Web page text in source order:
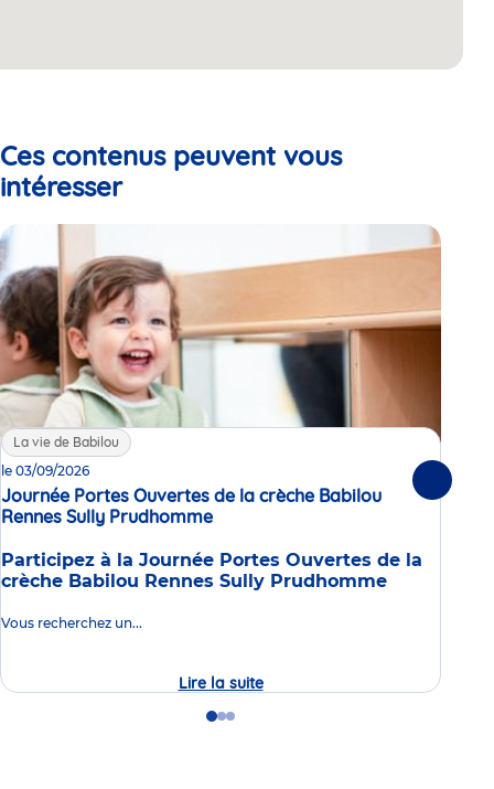
Ces contenus peuvent vous
intéresser
La vie de Babilou
le 03/09/2026
Journée Portes Ouvertes de la crèche Babilou
Rennes Sully Prudhomme
Participez à la Journée Portes Ouvertes de la
crèche Babilou Rennes Sully Prudhomme
Vous recherchez un...
Lire la suiteJournée
Portes
GoGoGo